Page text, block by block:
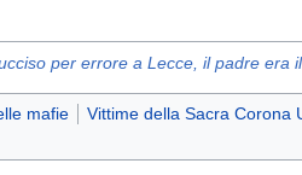
per errore a Lecce, il padre era
mafie Vittime della Sacra Corona